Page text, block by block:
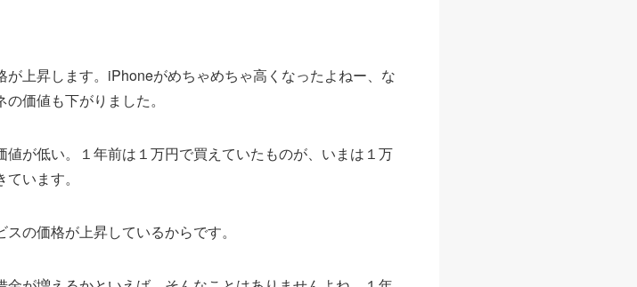
上昇します。iPhoneがめちゃめちゃ高くなったよねー、な
価値も下がりました。
が低い。１年前は１万円で買えていたものが、いまは１万
います。
の価格が上昇しているからです。